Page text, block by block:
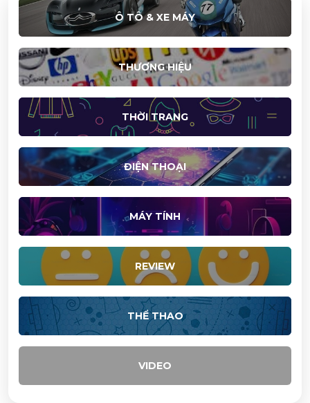
Ô TÔ & XE MÁY
THƯƠNG HIỆU
THỜI TRANG
ĐIỆN THOẠI
MÁY TÍNH
REVIEW
THỂ THAO
VIDEO